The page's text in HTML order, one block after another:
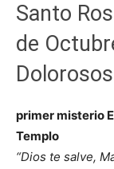
Santo
de
Dolorosos
primer misterio
Templo
“Dios te salve,